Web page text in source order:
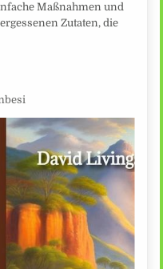
Maßnahmen und
Zutaten, die